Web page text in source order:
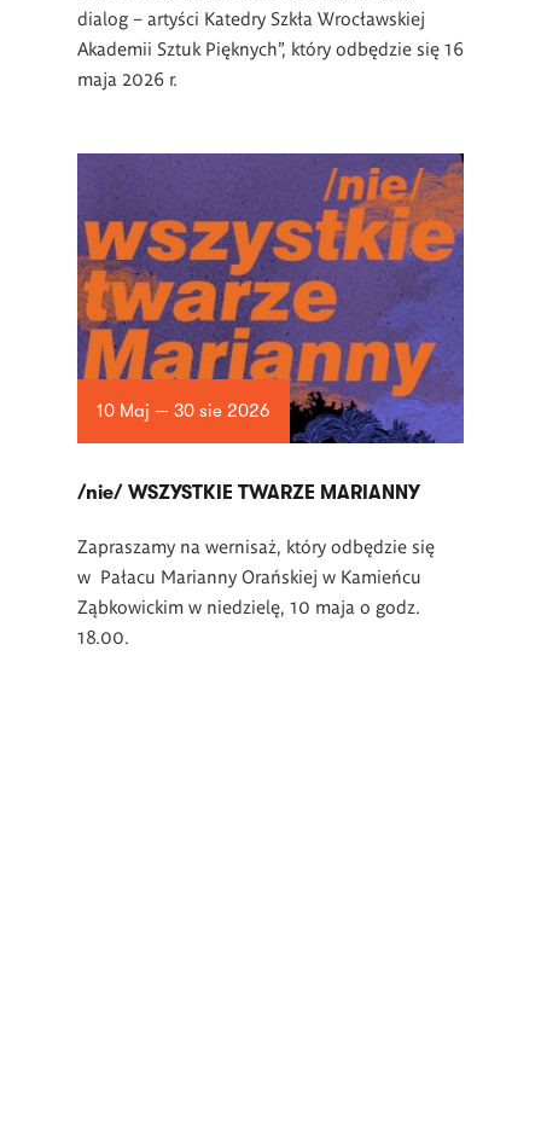
dialog – artyści Katedry Szkła Wrocławskiej
Akademii Sztuk Pięknych”, który odbędzie się 16
maja 2026 r.
10 Maj — 30 sie 2026
/nie/ WSZYSTKIE TWARZE MARIANNY
Zapraszamy na wernisaż, który odbędzie się
w Pałacu Marianny Orańskiej w Kamieńcu
Ząbkowickim w niedzielę, 10 maja o godz.
18.00.